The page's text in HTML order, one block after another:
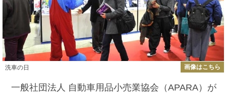
洗車の日 画像はこちら
一般社団法人 自動車用品小売業協会（APARA）が